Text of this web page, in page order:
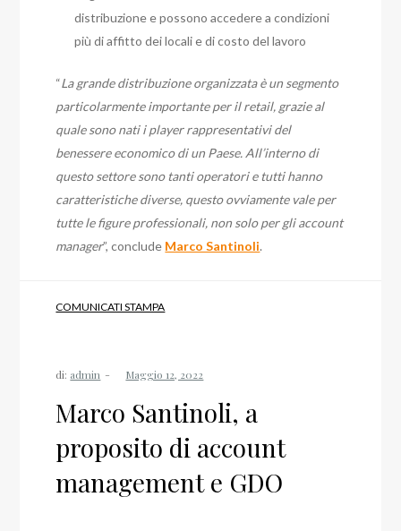
distribuzione e possono accedere a condizioni
più di affitto dei locali e di costo del lavoro
“La grande distribuzione organizzata è un segmento
particolarmente importante per il retail, grazie al
quale sono nati i player rappresentativi del
benessere economico di un Paese. All’interno di
questo settore sono tanti operatori e tutti hanno
caratteristiche diverse, questo ovviamente vale per
tutte le figure professionali, non solo per gli account
manager”, conclude Marco Santinoli.
COMUNICATI STAMPA
di: admin
Marco Santinoli, a
proposito di account
management e GDO